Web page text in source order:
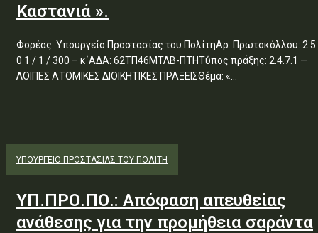
Καστανιά ».
Φορέας: Υπουργείο Προστασίας του ΠολίτηΑρ. Πρωτοκόλλου: 2 5
0 1 / 1 / 300 – κ΄ΑΔΑ: 62ΤΠ46ΜΤΛΒ-ΠΤΗΤύπος πράξης: 2.4.7.1 —
ΛΟΙΠΕΣ ΑΤΟΜΙΚΕΣ ΔΙΟΙΚΗΤΙΚΕΣ ΠΡΑΞΕΙΣΘέμα: «...
ΥΠΟΥΡΓΕΊΟ ΠΡΟΣΤΑΣΊΑΣ ΤΟΥ ΠΟΛΊΤΗ
ΥΠ.ΠΡΟ.ΠΟ.: Απόφαση απευθείας
ανάθεσης για την προμήθεια σαράντα